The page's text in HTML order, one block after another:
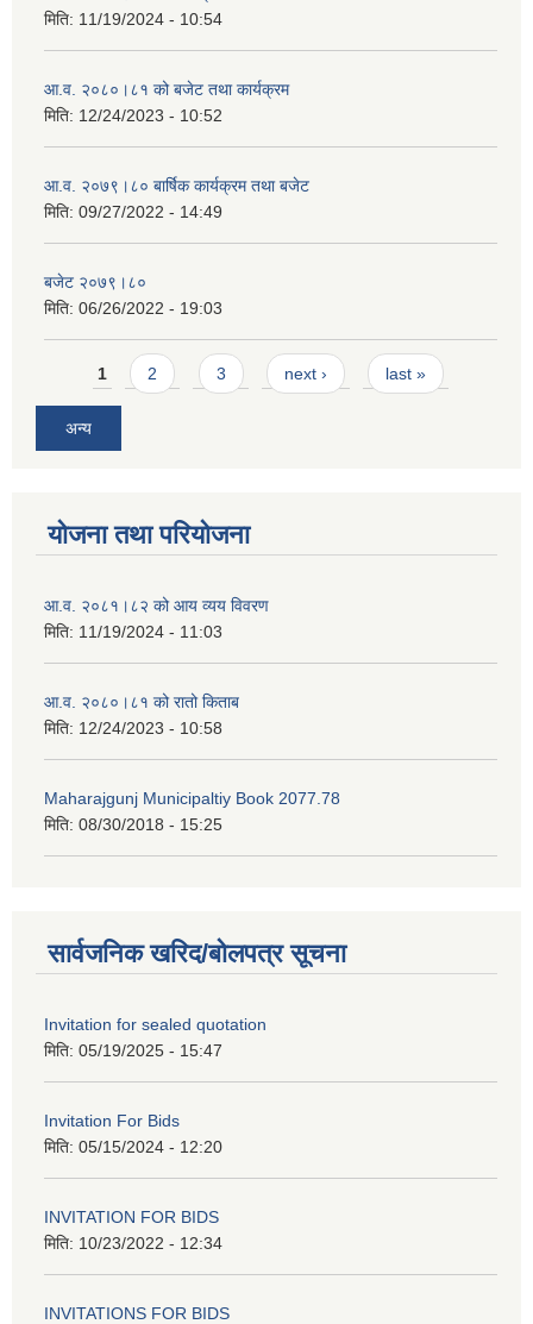
मिति: 11/19/2024 - 10:54
आ.व. २०८०।८१ को बजेट तथा कार्यक्रम
मिति: 12/24/2023 - 10:52
आ.व. २०७९।८० बार्षिक कार्यक्रम तथा बजेट
मिति: 09/27/2022 - 14:49
बजेट २०७९।८०
मिति: 06/26/2022 - 19:03
Pages
1 2 3 next › last »
अन्य
योजना तथा परियोजना
आ.व. २०८१।८२ को आय व्यय विवरण
मिति: 11/19/2024 - 11:03
आ.व. २०८०।८१ को रातो किताब
मिति: 12/24/2023 - 10:58
Maharajgunj Municipaltiy Book 2077.78
मिति: 08/30/2018 - 15:25
सार्वजनिक खरिद/बोलपत्र सूचना
Invitation for sealed quotation
मिति: 05/19/2025 - 15:47
Invitation For Bids
मिति: 05/15/2024 - 12:20
INVITATION FOR BIDS
मिति: 10/23/2022 - 12:34
INVITATIONS FOR BIDS